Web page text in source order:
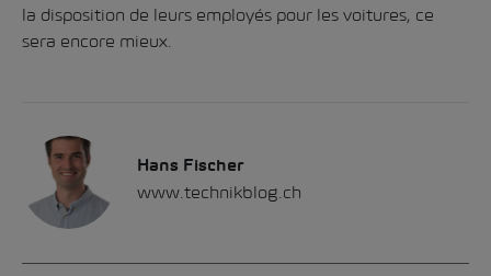
la disposition de leurs employés pour les voitures, ce
sera encore mieux.
Hans Fischer
www.technikblog.ch